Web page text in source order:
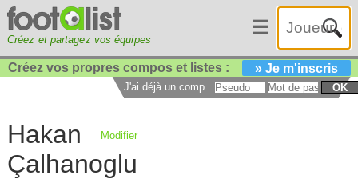
Créez et partagez vos équipes
☰
Créez vos propres compos et listes : » Je m'inscris
J'ai déjà un compte : OK
Hakan
Çalhanoglu
Modifier